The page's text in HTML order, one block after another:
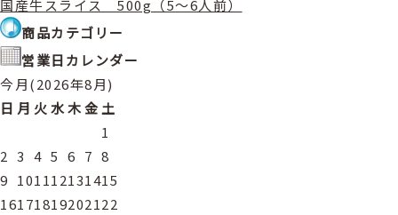
国産牛スライス 500g（5〜6人前）
商品カテゴリー
営業日カレンダー
今月(2026年8月)
日 月 火水木金 土
1
2 3 4 5 6 7 8
9 101112131415
16171819202122